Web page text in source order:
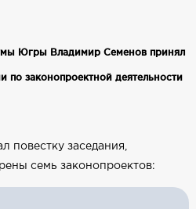
Югры Владимир Семенов принял
по законопроектной деятельности
повестку заседания,
семь законопроектов: